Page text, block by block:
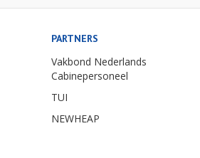
PARTNERS
Vakbond Nederlands
Cabinepersoneel
TUI
NEWHEAP